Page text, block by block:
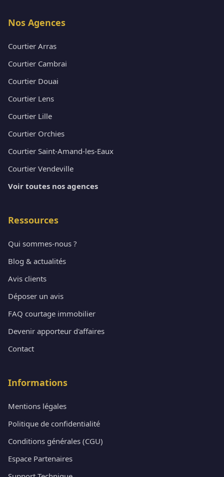
Nos Agences
Courtier Arras
Courtier Cambrai
Courtier Douai
Courtier Lens
Courtier Lille
Courtier Orchies
Courtier Saint-Amand-les-Eaux
Courtier Vendeville
Voir toutes nos agences
Ressources
Qui sommes-nous ?
Blog & actualités
Avis clients
Déposer un avis
FAQ courtage immobilier
Devenir apporteur d'affaires
Contact
Informations
Mentions légales
Politique de confidentialité
Conditions générales (CGU)
Espace Partenaires